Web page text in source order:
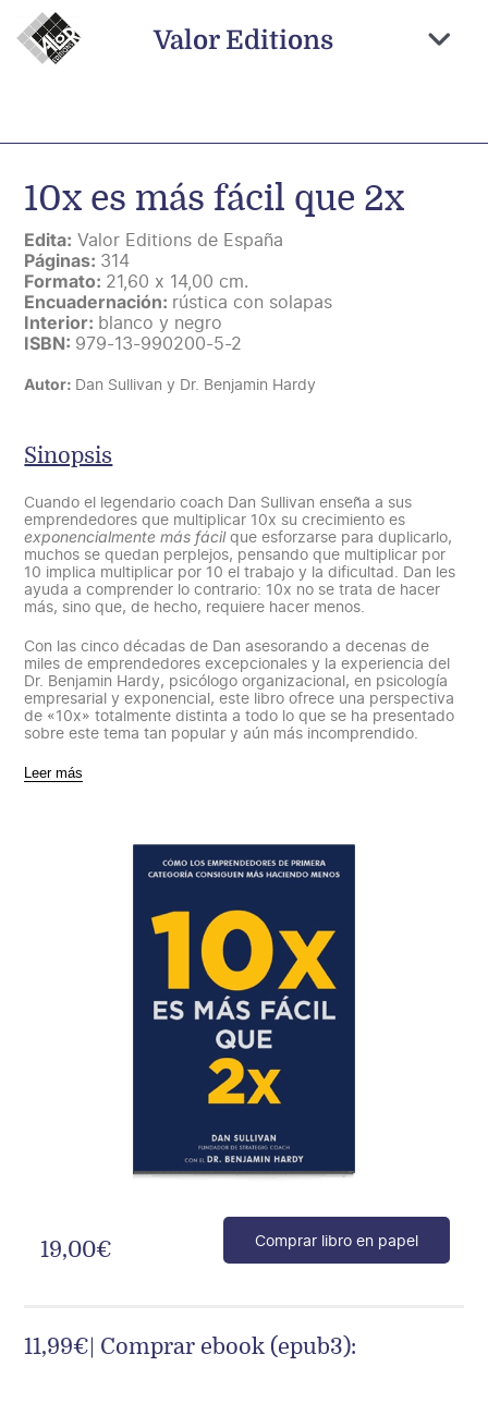
contenido
Valor Editions
Próximamente
Temas
Autores
Catálogo
Distribución
10x es más fácil que 2x
Edita: Valor Editions de España
Páginas: 314
Formato: 21,60 x 14,00 cm.
Encuadernación: rústica con solapas
Interior: blanco y negro
ISBN: 979-13-990200-5-2
Autor: Dan Sullivan y Dr. Benjamin Hardy
Sinopsis
Cuando el legendario coach Dan Sullivan enseña a sus
emprendedores que multiplicar 10x su crecimiento es
exponencialmente más fácilque esforzarse para duplicarlo,
muchos se quedan perplejos, pensando que multiplicar por
10 implica multiplicar por 10 el trabajo y la dificultad. Dan les
ayuda a comprender lo contrario: 10x no se trata de hacer
más, sino que, de hecho, requiere hacer menos.
Con las cinco décadas de Dan asesorando a decenas de
miles de emprendedores excepcionales y la experiencia del
Dr. Benjamin Hardy, psicólogo organizacional, en psicología
empresarial y exponencial, este libro ofrece una perspectiva
de «10x» totalmente distinta a todo lo que se ha presentado
sobre este tema tan popular y aún más incomprendido.
Leer más
cantidad
Comprar libro en papel
19,00€
11,99€ | Comprar ebook (epub3):